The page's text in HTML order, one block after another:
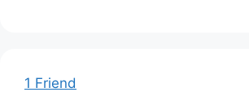
1 Friend